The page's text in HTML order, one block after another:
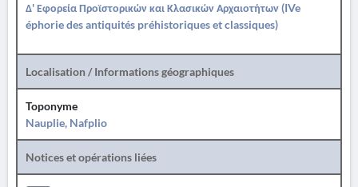
Δ' Εφορεία Προϊστορικών και Κλασικών Αρχαιοτήτων (IVe
éphorie des antiquités préhistoriques et classiques)
Localisation / Informations géographiques
Toponyme
Nauplie, Nafplio
Notices et opérations liées